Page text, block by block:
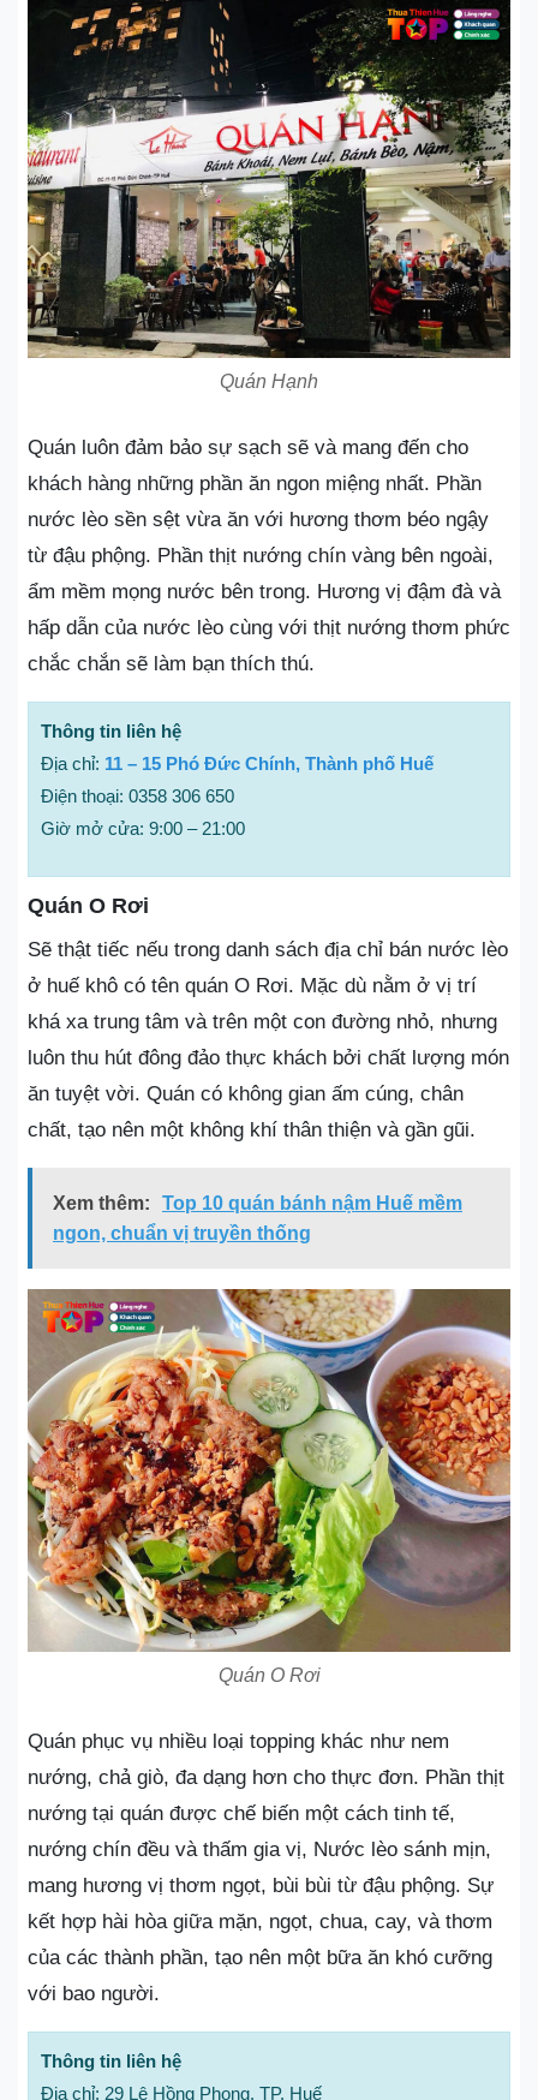
Quán Hạnh
Quán luôn đảm bảo sự sạch sẽ và mang đến cho
khách hàng những phần ăn ngon miệng nhất. Phần
nước lèo sền sệt vừa ăn với hương thơm béo ngậy
từ đậu phộng. Phần thịt nướng chín vàng bên ngoài,
ẩm mềm mọng nước bên trong. Hương vị đậm đà và
hấp dẫn của nước lèo cùng với thịt nướng thơm phức
chắc chắn sẽ làm bạn thích thú.
Thông tin liên hệ
Địa chỉ: 11 – 15 Phó Đức Chính, Thành phố Huế
Điện thoại: 0358 306 650
Giờ mở cửa: 9:00 – 21:00
Quán O Rơi
Sẽ thật tiếc nếu trong danh sách địa chỉ bán nước lèo
ở huế khô có tên quán O Rơi. Mặc dù nằm ở vị trí
khá xa trung tâm và trên một con đường nhỏ, nhưng
luôn thu hút đông đảo thực khách bởi chất lượng món
ăn tuyệt vời. Quán có không gian ấm cúng, chân
chất, tạo nên một không khí thân thiện và gần gũi.
Xem thêm:
Top 10 quán bánh nậm Huế mềm
ngon, chuẩn vị truyền thống
Quán O Rơi
Quán phục vụ nhiều loại topping khác như nem
nướng, chả giò, đa dạng hơn cho thực đơn. Phần thịt
nướng tại quán được chế biến một cách tinh tế,
nướng chín đều và thấm gia vị, Nước lèo sánh mịn,
mang hương vị thơm ngọt, bùi bùi từ đậu phộng. Sự
kết hợp hài hòa giữa mặn, ngọt, chua, cay, và thơm
của các thành phần, tạo nên một bữa ăn khó cưỡng
với bao người.
Thông tin liên hệ
Địa chỉ: 29 Lê Hồng Phong, TP. Huế